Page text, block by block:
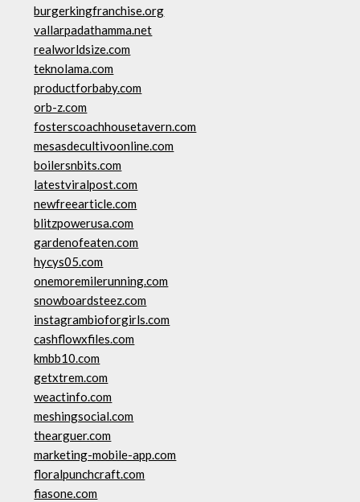
burgerkingfranchise.org
vallarpadathamma.net
realworldsize.com
teknolama.com
productforbaby.com
orb-z.com
fosterscoachhousetavern.com
mesasdecultivoonline.com
boilersnbits.com
latestviralpost.com
newfreearticle.com
blitzpowerusa.com
gardenofeaten.com
hycys05.com
onemoremilerunning.com
snowboardsteez.com
instagrambioforgirls.com
cashflowxfiles.com
kmbb10.com
getxtrem.com
weactinfo.com
meshingsocial.com
thearguer.com
marketing-mobile-app.com
floralpunchcraft.com
fiasone.com